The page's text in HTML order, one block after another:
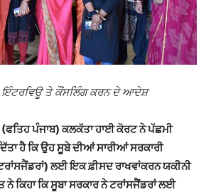
ਇੰਟਰਵਿਊ ਤੇ ਕੌਂਸਲਿੰਗ ਕਰਨ ਦੇ ਆਦੇਸ਼
ਪੰਜਾਬ) ਕਲਕੱਤਾ ਹਾਈ ਕੋਰਟ ਨੇ ਪੱਛਮੀ
ਹੈ ਕਿ ਉਹ ਸੂਬੇ ਦੀਆਂ ਸਾਰੀਆਂ ਸਰਕਾਰੀ
ਲਈ ਇਕ ਫ਼ੀਸਦ ਰਾਖਵਾਂਕਰਨ ਯਕੀਨੀ
ਕਿਹਾ ਕਿ ਸੂਬਾ ਸਰਕਾਰ ਨੇ ਟਰਾਂਸਜੈਂਡਰਾਂ ਲਈ